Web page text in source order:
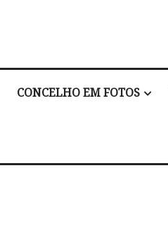
CONCELHO EM FOTOS